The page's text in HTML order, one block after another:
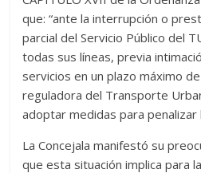
que: “ante la interrupción o
parcial del Servicio Público del
todas sus líneas, previa
servicios en un plazo máximo
reguladora del Transporte
adoptar medidas para penalizar
La Concejala manifestó su
que esta situación implica para